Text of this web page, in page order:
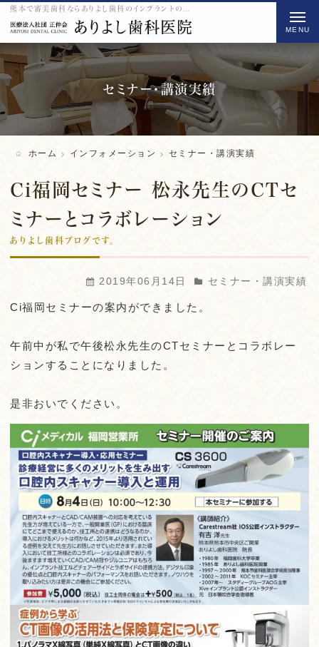
セミナー・講演実績
ホーム インフォメーション セミナー・講演実績
Ci福岡セミナー 松永先生のCTセ
ミナーとコラボレーション
ありよし歯科ブログです。
2019年06月14日 セミナー・講演実績
Ci福岡セミナーの案内ができました。
午前中が私で午後松永先生のCTセミナーとコラボレー
ションすることになりました。
是非おいでください。
t
o
g
l
i
o